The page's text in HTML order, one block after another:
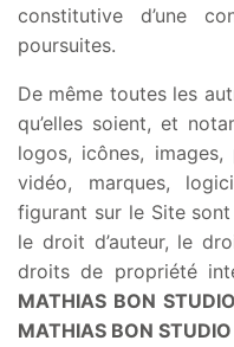
constitutive d’une
poursuites.
De même toutes les
qu’elles soient, et
logos, icônes,
vidéo, marques,
figurant sur le Site
le droit d’auteur, le
droits de propriété
MATHIAS BON STUDIO
MATHIAS BON STUDIO